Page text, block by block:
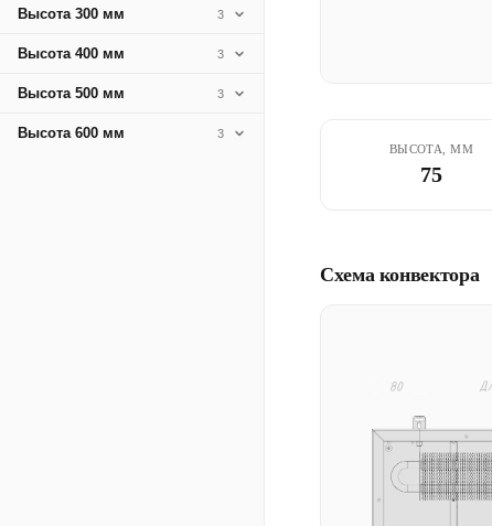
Высота 300 мм 3
Высота 400 мм 3
Высота 500 мм 3
Высота 600 мм 3
ВЫСОТА, ММ
75
Схема конвектора